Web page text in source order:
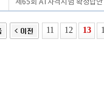
제65회 AT자격시험 확정답
11 12 13